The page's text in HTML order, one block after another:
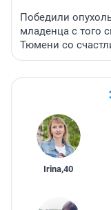
Победили
младенца с того
Тюмени со
Irina,40